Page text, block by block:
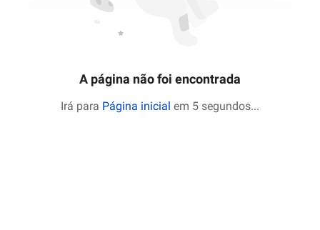
A página não foi encontrada
Irá para Página inicial em 5 segundos...